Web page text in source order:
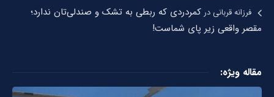
فرزانه قربانیدر کمردردی که ربطی به تشک و صندلی‌تان ندارد؛
مقصر واقعی زیر پای شماست!
مقاله ویژه: